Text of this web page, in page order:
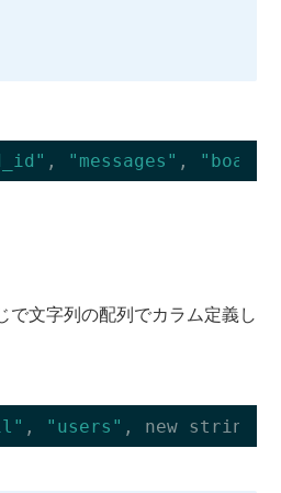
, "messages" ,
で文字列の配列でカラム定義し
, "users" , new string